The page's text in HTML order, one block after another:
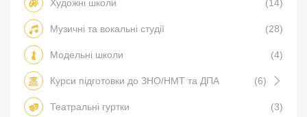
Художні школи (14)
Музичні та вокальні студії (28)
Модельні школи (4)
Курси підготовки до ЗНО/НМТ та ДПА (6)
Театральні гуртки (3)